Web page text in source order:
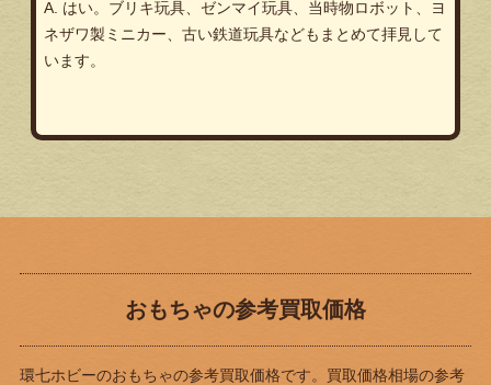
A. はい。ブリキ玩具、ゼンマイ玩具、当時物ロボット、ヨ
ネザワ製ミニカー、古い鉄道玩具などもまとめて拝見して
います。
おもちゃの参考買取価格
環七ホビーのおもちゃの参考買取価格です。買取価格相場の参考